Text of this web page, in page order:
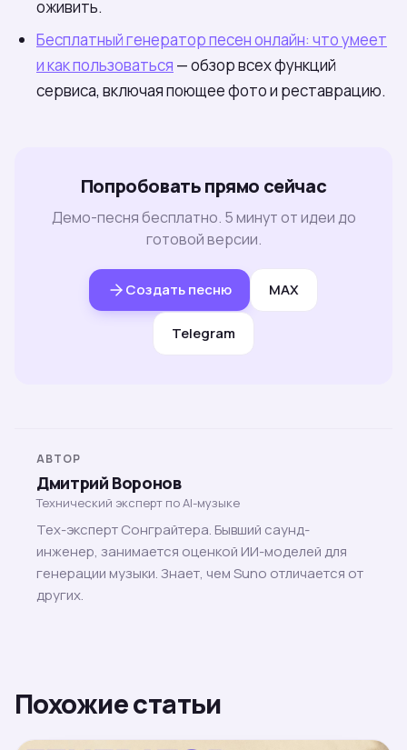
оживить.
Бесплатный генератор песен онлайн: что умеет
и как пользоваться — обзор всех функций
сервиса, включая поющее фото и реставрацию.
Попробовать прямо сейчас
Демо-песня бесплатно. 5 минут от идеи до
готовой версии.
Создать песню MAX
Telegram
АВТОР
Дмитрий Воронов
Технический эксперт по AI-музыке
Тех-эксперт Сонграйтера. Бывший саунд-
инженер, занимается оценкой ИИ-моделей для
генерации музыки. Знает, чем Suno отличается от
других.
Похожие статьи